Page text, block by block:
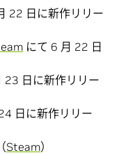
22 日に新作リリー
にて 6 月 22 日
23 日に新作リリー
日に新作リリー
Steam）